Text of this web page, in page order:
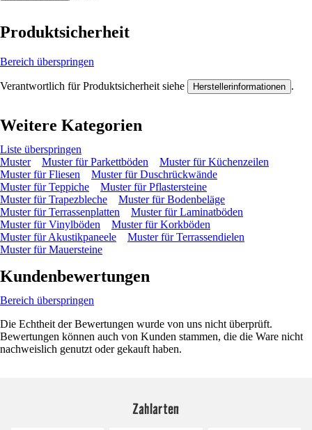
Produktsicherheit
Bereich überspringen
Verantwortlich für Produktsicherheit siehe Herstellerinformationen .
Weitere Kategorien
Liste überspringen
Muster
Muster für Parkettböden
Muster für Küchenzeilen
Muster für Fliesen
Muster für Duschrückwände
Muster für Teppiche
Muster für Pflastersteine
Muster für Trapezbleche
Muster für Bodenbeläge
Muster für Terrassenplatten
Muster für Laminatböden
Muster für Vinylböden
Muster für Korkböden
Muster für Akustikpaneele
Muster für Terrassendielen
Muster für Mauersteine
Kundenbewertungen
Bereich überspringen
Die Echtheit der Bewertungen wurde von uns nicht überprüft.
Bewertungen können auch von Kunden stammen, die die Ware nicht
nachweislich genutzt oder gekauft haben.
Zahlarten